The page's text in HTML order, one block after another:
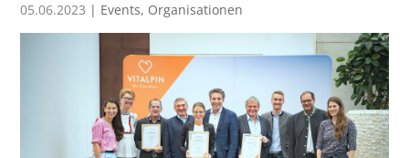
05.06.2023 | Events, Organisationen